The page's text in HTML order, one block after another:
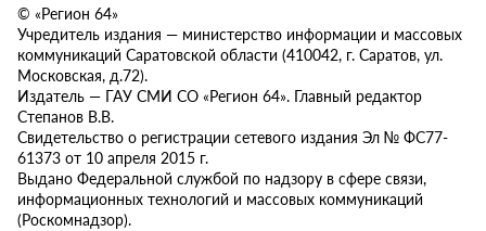
© «Регион 64»
Учредитель издания — министерство информации и массовых
коммуникаций Саратовской области (410042, г. Саратов, ул.
Московская, д.72).
Издатель — ГАУ СМИ СО «Регион 64». Главный редактор
Степанов В.В.
Свидетельство о регистрации сетевого издания Эл № ФС77-
61373 от 10 апреля 2015 г.
Выдано Федеральной службой по надзору в сфере связи,
информационных технологий и массовых коммуникаций
(Роскомнадзор).